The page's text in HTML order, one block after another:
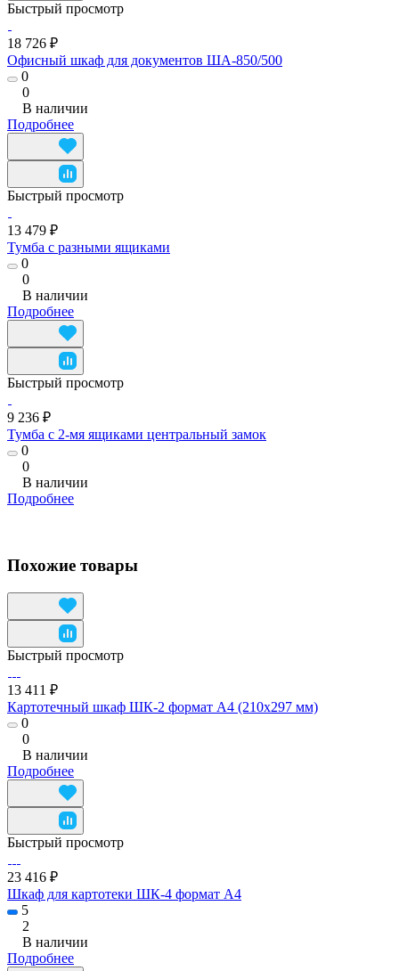
Быстрый просмотр
18 726 ₽
Офисный шкаф для документов ША-850/500
0
0
В наличии
Подробнее
Быстрый просмотр
13 479 ₽
Тумба с разными ящиками
0
0
В наличии
Подробнее
Быстрый просмотр
9 236 ₽
Тумба с 2-мя ящиками центральный замок
0
0
В наличии
Подробнее
Похожие товары
Быстрый просмотр
13 411 ₽
Картотечный шкаф ШК-2 формат А4 (210х297 мм)
0
0
В наличии
Подробнее
Быстрый просмотр
23 416 ₽
Шкаф для картотеки ШК-4 формат А4
5
2
В наличии
Подробнее